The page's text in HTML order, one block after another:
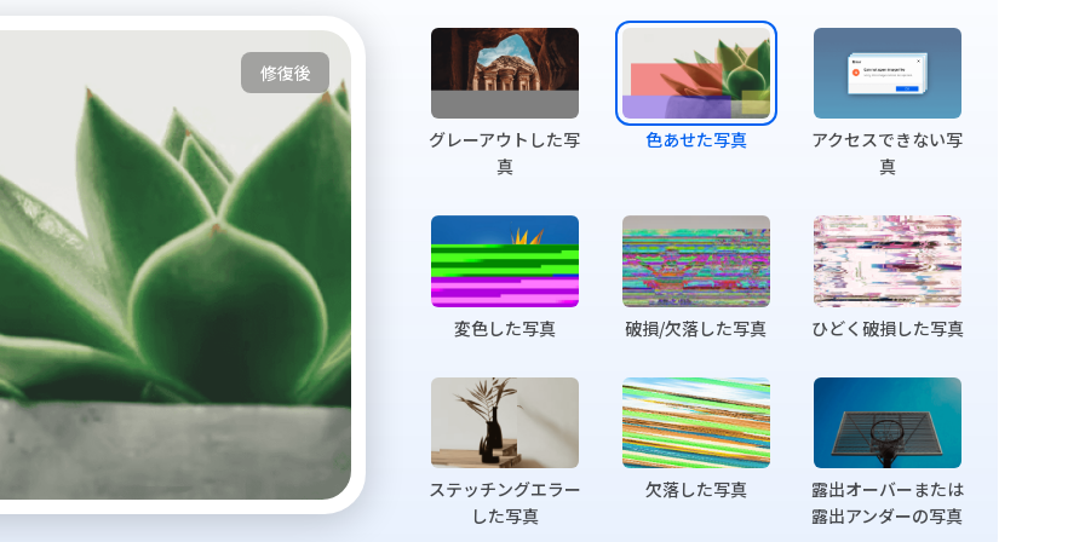
修復前
グレーアウトした写
真
色あせた写真
アクセスできない写
真
変色した写真 破損/欠落した写真 ひどく破損した写真
ステッチングエラー
した写真
欠落した写真
露出オーバーまたは
露出アンダーの写真